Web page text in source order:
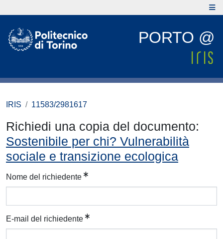
PORTO @
IRIS 11583/2981617
Richiedi una copia del documento:
Sostenibile per chi? Vulnerabilità
sociale e transizione ecologica
Nome del richiedente
E-mail del richiedente